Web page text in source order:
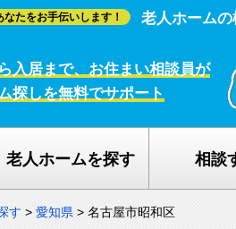
たをお手伝いします！ 老人ホーム
入居まで、お住まい相談員が
探しを無料でサポート
老人ホームを探す 相談
す > 愛知県 > 名古屋市昭和区